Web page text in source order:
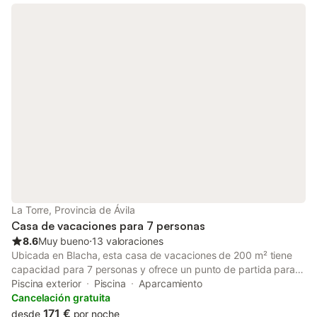
La Torre, Provincia de Ávila
Casa de vacaciones para 7 personas
8.6Muy bueno⋅13 valoraciones
Ubicada en Blacha, esta casa de vacaciones de 200 m² tiene
capacidad para 7 personas y ofrece un punto de partida para
explorar el entorno. La propiedad se distribuye en varias
plantas y cuenta con 3 dormitorios, 2 baños y una sala de estar
con chimenea, proporcionando espacio para familias o grupos.
Piscina exterior Piscina
Aparcamiento
Cancelación gratuita
desde 171 € por noche